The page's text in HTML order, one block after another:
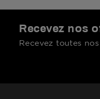
Recevez nos
Recevez toutes